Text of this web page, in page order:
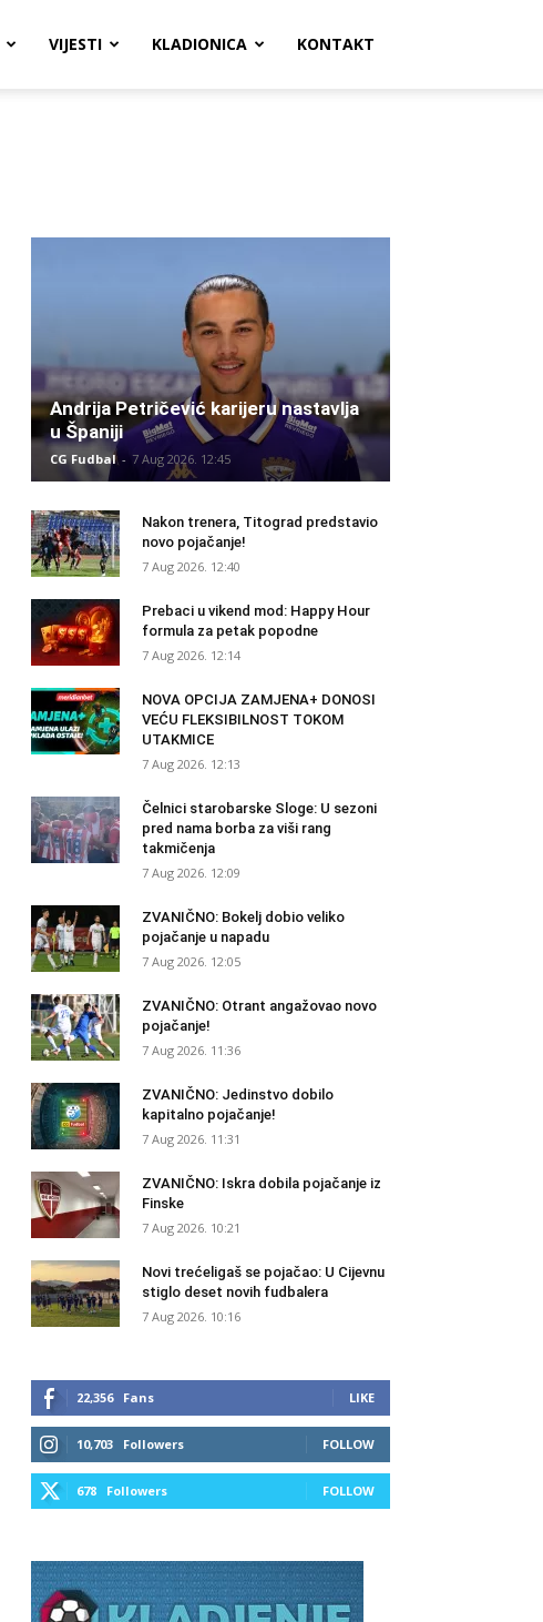
VIJESTI KLADIONICA KONTAKT
Andrija Petričević karijeru nastavlja
u Španiji
CG Fudbal - 7 Aug 2026. 12:45
Nakon trenera, Titograd predstavio
novo pojačanje!
7 Aug 2026. 12:40
Prebaci u vikend mod: Happy Hour
formula za petak popodne
7 Aug 2026. 12:14
NOVA OPCIJA ZAMJENA+ DONOSI
VEĆU FLEKSIBILNOST TOKOM
UTAKMICE
7 Aug 2026. 12:13
Čelnici starobarske Sloge: U sezoni
pred nama borba za viši rang
takmičenja
7 Aug 2026. 12:09
ZVANIČNO: Bokelj dobio veliko
pojačanje u napadu
7 Aug 2026. 12:05
ZVANIČNO: Otrant angažovao novo
pojačanje!
7 Aug 2026. 11:36
ZVANIČNO: Jedinstvo dobilo
kapitalno pojačanje!
7 Aug 2026. 11:31
ZVANIČNO: Iskra dobila pojačanje iz
Finske
7 Aug 2026. 10:21
Novi trećeligaš se pojačao: U Cijevnu
stiglo deset novih fudbalera
7 Aug 2026. 10:16
22,356 Fans LIKE
10,703 Followers FOLLOW
678 Followers FOLLOW